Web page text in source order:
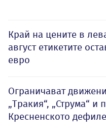
Край на цените в
август етикетите
евро
Ограничават
„Тракия“, „Струма“ и
Кресненското дефиле